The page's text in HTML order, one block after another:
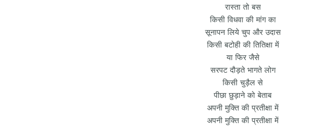
रास्ता तो बस
किसी विधवा की मांग का
सूनापन लिये चुप और उदास
किसी बटोही की तितिक्षा में
या फिर जैसे
सरपट दौड़ते भागते लोग
किसी चुड़ैल से
पीछा छुड़ाने को बेताब
अपनी मुक्ति की प्रतीक्षा में
अपनी मुक्ति की प्रतीक्षा में